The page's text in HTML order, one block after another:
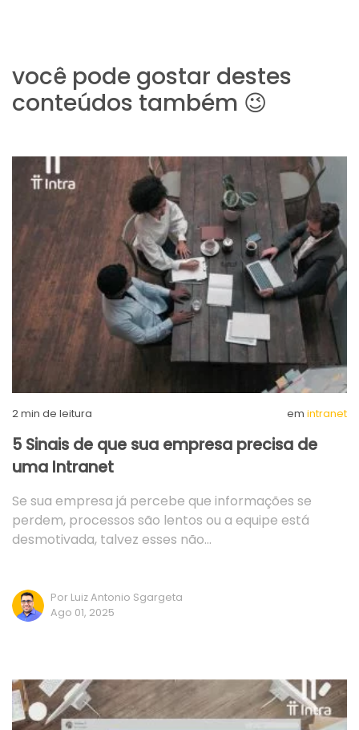
você pode gostar destes
conteúdos também 😉
2min de leitura em intranet
5 Sinais de que sua empresa precisa de
uma Intranet
Se sua empresa já percebe que informações se
perdem, processos são lentos ou a equipe está
desmotivada, talvez esses não…
Por Luiz Antonio Sgargeta
Ago 01, 2025